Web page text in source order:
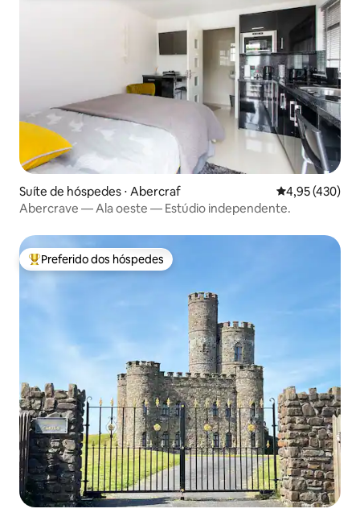
Suíte de hóspedes ⋅ Abercraf 4,95 de uma
4,95 (430)
Abercrave — Ala oeste — Estúdio independente.
Entre os melhores preferidos dos hóspedes
Preferido dos hóspedes